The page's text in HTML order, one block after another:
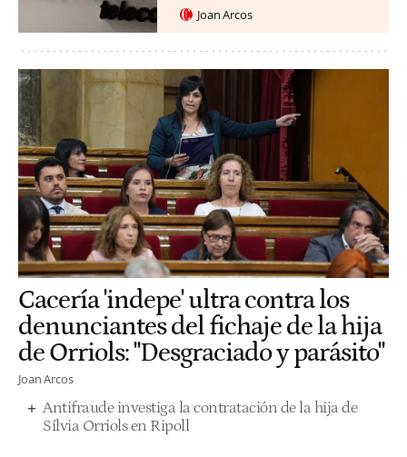
Joan Arcos
Cacería 'indepe' ultra contra los
denunciantes del fichaje de la hija
de Orriols: "Desgraciado y parásito"
Joan Arcos
Antifraude investiga la contratación de la hija de
Sílvia Orriols en Ripoll